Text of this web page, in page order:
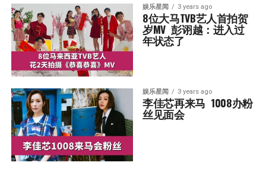
娱乐星闻 3 years ago
8位大马TVB艺人首拍贺
岁MV  彭诩越：进入过
年状态了
娱乐星闻 3 years ago
李佳芯再来马  1008办粉
丝见面会